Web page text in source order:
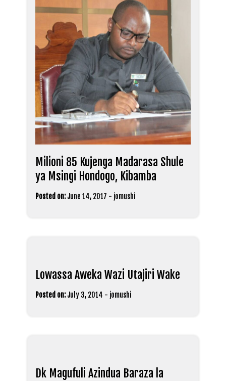
Milioni 85 Kujenga Madarasa Shule
ya Msingi Hondogo, Kibamba
Posted on: June 14, 2017 - jomushi
Lowassa Aweka Wazi Utajiri Wake
Posted on: July 3, 2014 - jomushi
Dk Magufuli Azindua Baraza la